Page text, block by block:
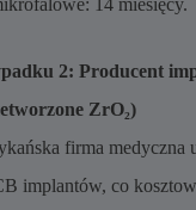
14 miesięcy.
2: Producent
ZrO₂)
firma medyczna
implantów, co